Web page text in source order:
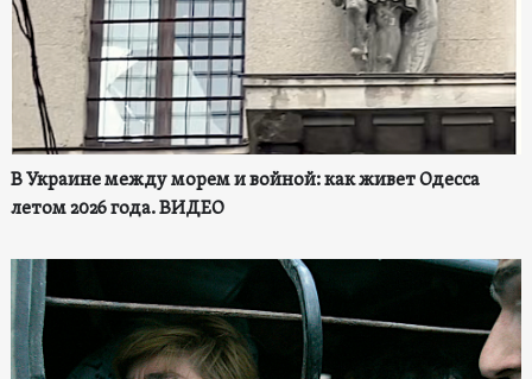
В Украине между морем и войной: как живет Одесса
летом 2026 года. ВИДЕО